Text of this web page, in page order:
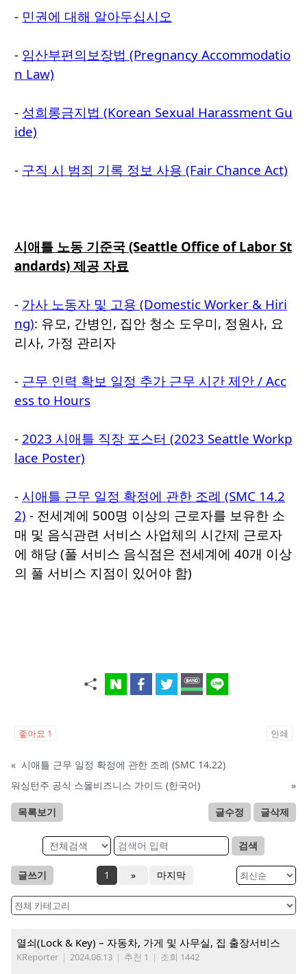
- 민권에 대해 알아두십시오
- 임산부편의보장법 (Pregnancy Accommodatio
n Law)
- 성희롱금지법 (Korean Sexual Harassment Gu
ide)
- 구직 시 범죄 기록 정보 사용 (Fair Chance Act)
시애틀 노동 기준국 (Seattle Office of Labor St
andards) 제공 자료
- 가사 노동자 및 고용 (Domestic Worker & Hiri
ng): 유모, 간병인, 집안 청소 도우미, 정원사, 요
리사, 가정 관리자
- 근무 인력 확보 일정 추가 근무 시간 제안 / Acc
ess to Hours
- 2023 시애틀 직장 포스터 (2023 Seattle Workp
lace Poster)
- 시애틀 근무 일정 확정에 관한 조례 (SMC 14.2
2) - 전세계에 500명 이상의 근로자를 보유한 소
매 및 음식관련 서비스 사업체의 시간제 근로자
에 해당 (풀 서비스 음식점은 전세계에 40개 이상
의 풀 서비스 지점이 있어야 함)
좋아요 1 인쇄
« 시애틀 근무 일정 확정에 관한 조례 (SMC 14.22)
워싱턴주 공식 스몰비즈니스 가이드 (한국어)
»
목록보기 글수정 글삭제
검색
글쓰기 1 » 마지막
열쇠(Lock & Key) – 자동차, 가게 및 사무실, 집 출장서비스
KReporter | 2024.06.13 | 추천 1 | 조회 1442